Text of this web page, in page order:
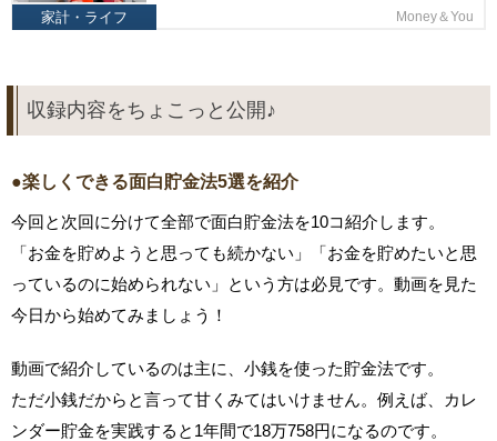
家計・ライフ Money＆You
収録内容をちょこっと公開♪
●楽しくできる面白貯金法5選を紹介
今回と次回に分けて全部で面白貯金法を10コ紹介します。
「お金を貯めようと思っても続かない」「お金を貯めたいと思
っているのに始められない」という方は必見です。動画を見た
今日から始めてみましょう！
動画で紹介しているのは主に、小銭を使った貯金法です。
ただ小銭だからと言って甘くみてはいけません。例えば、カレ
ンダー貯金を実践すると1年間で18万758円になるのです。